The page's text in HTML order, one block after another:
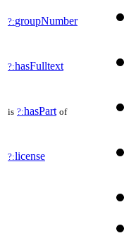
?:groupNumber
?:hasFulltext
is ?:hasPart of
?:license